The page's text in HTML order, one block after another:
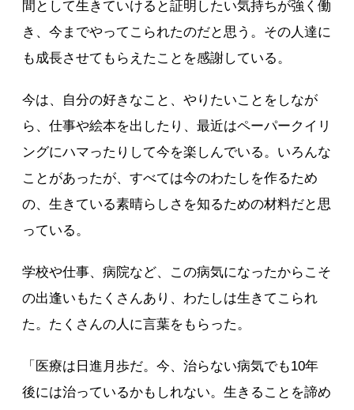
間として生きていけると証明したい気持ちが強く働
き、今までやってこられたのだと思う。その人達に
も成長させてもらえたことを感謝している。
今は、自分の好きなこと、やりたいことをしなが
ら、仕事や絵本を出したり、最近はペーパークイリ
ングにハマったりして今を楽しんでいる。いろんな
ことがあったが、すべては今のわたしを作るため
の、生きている素晴らしさを知るための材料だと思
っている。
学校や仕事、病院など、この病気になったからこそ
の出逢いもたくさんあり、わたしは生きてこられ
た。たくさんの人に言葉をもらった。
「医療は日進月歩だ。今、治らない病気でも10年
後には治っているかもしれない。生きることを諦め